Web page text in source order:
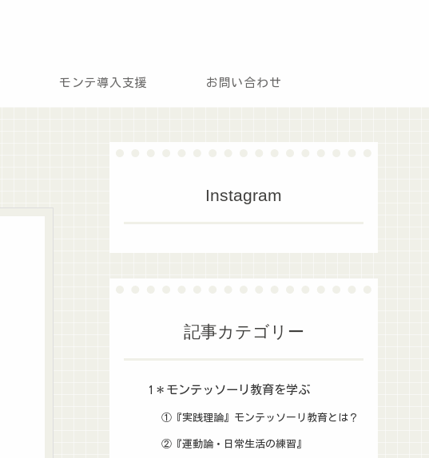
モンテ導入支援 お問い合わせ
Instagram
記事カテゴリー
1＊モンテッソーリ教育を学ぶ
①『実践理論』モンテッソーリ教育とは？
②『運動論・日常生活の練習』